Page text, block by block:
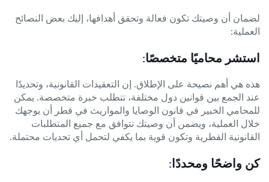
لضمان أن وصيتك تكون فعالة وتحقق أهدافها، إليك بعض النصائح
العملية:
استشر محاميًا متخصصًا:
هذه هي أهم نصيحة على الإطلاق. إن التعقيدات القانونية، وتحديدًا
عند الجمع بين قوانين دول مختلفة، تتطلب خبرة متخصصة. يمكن
للمحامي الخبير في قانون الوصايا والمواريث في قطر أن يوجهك
خلال العملية، ويضمن أن وصيتك تتوافق مع جميع المتطلبات
القانونية القطرية وتكون قوية بما يكفي لتحمل أي تحديات محتملة.
كن واضحًا ومحددًا: